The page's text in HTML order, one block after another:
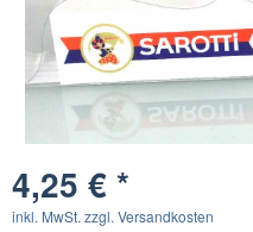
4,25 € *
inkl. MwSt. zzgl. Versandkosten